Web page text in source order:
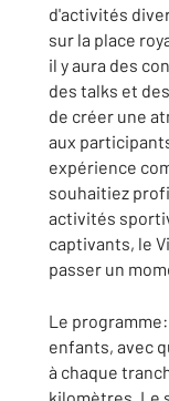
d'activités
sur la place
il y aura des
des talks et
de créer une
aux
expérience
souhaitiez
activités
captivants, le
passer un
Le
enfants, avec
à chaque